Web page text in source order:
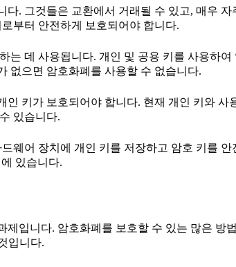
. 그것들은 교환에서 거래될 수 있고, 매우
부터 안전하게 보호되어야 합니다.
는 데 사용됩니다. 개인 및 공용 키를 사용하
없으면 암호화폐를 사용할 수 없습니다.
키가 보호되어야 합니다. 현재 개인 키와 사
있습니다.
드웨어 장치에 개인 키를 저장하고 암호 키를
있습니다.
입니다. 암호화폐를 보호할 수 있는 많은 방
입니다.